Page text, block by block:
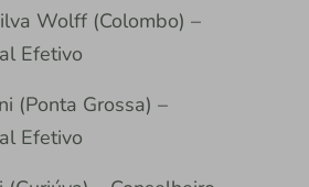
Wolff (Colombo) –
Efetivo
(Ponta Grossa) –
Efetivo